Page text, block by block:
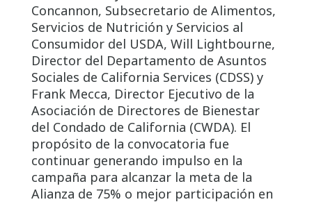
Concannon, Subsecretario de Alimentos,
Servicios de Nutrición y Servicios al
Consumidor del USDA, Will Lightbourne,
Director del Departamento de Asuntos
Sociales de California Services (CDSS) y
Frank Mecca, Director Ejecutivo de la
Asociación de Directores de Bienestar
del Condado de California (CWDA). El
propósito de la convocatoria fue
continuar generando impulso en la
campaña para alcanzar la meta de la
Alianza de 75% o mejor participación en